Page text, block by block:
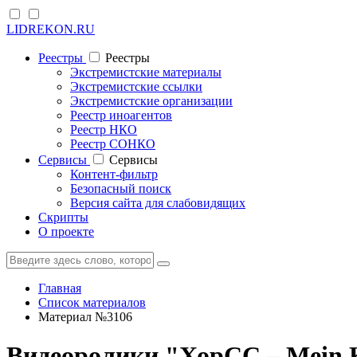
LIDREKON.RU
Реестры
Реестры
Экстремистские материалы
Экстремистские ссылки
Экстремистские организации
Реестр иноагентов
Реестр НКО
Реестр СОНКО
Cервисы
Cервисы
Контент-фильтр
Безопасный поиск
Версия сайта для слабовидящих
Скрипты
О проекте
Главная
Список материалов
Материал №3106